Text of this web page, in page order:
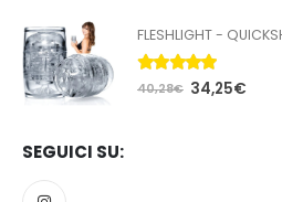
5.00Su 5
40,28€ 34,25€
SEGUICI SU: